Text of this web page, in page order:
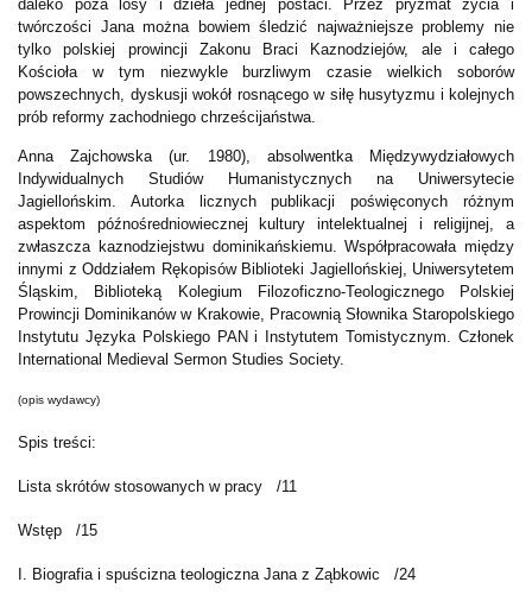
daleko poza losy i dzieła jednej postaci. Przez pryzmat życia i
twórczości Jana można bowiem śledzić najważniejsze problemy nie
tylko polskiej prowincji Zakonu Braci Kaznodziejów, ale i całego
Kościoła w tym niezwykle burzliwym czasie wielkich soborów
powszechnych, dyskusji wokół rosnącego w siłę husytyzmu i kolejnych
prób reformy zachodniego chrześcijaństwa.
Anna Zajchowska (ur. 1980), absolwentka Międzywydziałowych
Indywidualnych Studiów Humanistycznych na Uniwersytecie
Jagiellońskim. Autorka licznych publikacji poświęconych różnym
aspektom późnośredniowiecznej kultury intelektualnej i religijnej, a
zwłaszcza kaznodziejstwu dominikańskiemu. Współpracowała między
innymi z Oddziałem Rękopisów Biblioteki Jagiellońskiej, Uniwersytetem
Śląskim, Biblioteką Kolegium Filozoficzno-Teologicznego Polskiej
Prowincji Dominikanów w Krakowie, Pracownią Słownika Staropolskiego
Instytutu Języka Polskiego PAN i Instytutem Tomistycznym. Członek
International Medieval Sermon Studies Society.
(opis wydawcy)
Spis treści:
Lista skrótów stosowanych w pracy /11
Wstęp /15
I. Biografia i spuścizna teologiczna Jana z Ząbkowic /24